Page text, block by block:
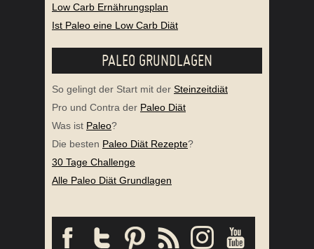
Low Carb Ernährungsplan
Ist Paleo eine Low Carb Diät
PALEO GRUNDLAGEN
So gelingt der Start mit der Steinzeitdiät
Pro und Contra der Paleo Diät
Was ist Paleo?
Die besten Paleo Diät Rezepte?
30 Tage Challenge
Alle Paleo Diät Grundlagen